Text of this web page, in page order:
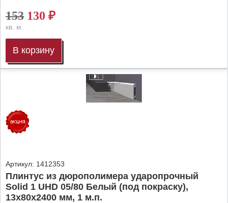
153 130 ₽
кв. м.
В корзину
Артикул: 1412353
Плинтус из дюрополимера ударопрочный
Solid 1 UHD 05/80 Белый (под покраску),
13х80х2400 мм, 1 м.п.